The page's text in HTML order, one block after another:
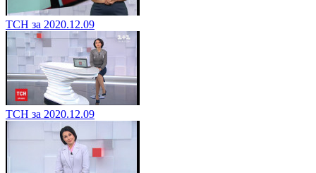
ТСН за 2020.12.09
ТСН за 2020.12.09